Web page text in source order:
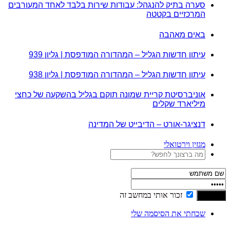
סערה בתיק להנגהל: עבודות שירות בלבד לאחד המעורבים
המרכזיים בקטטה
באים מאהבה
עיתון חדשות הגליל – המהדורה המודפסת | גליון 939
עיתון חדשות הגליל – המהדורה המודפסת | גליון 938
אוניברסיטת קריית שמונה תוקם בגליל בהשקעה של כחצי
מיליארד שקלים
דנציגר-אורט – הדיבייט של המדינה
מגזין וירטואלי
זכור אותי במחשב זה
שכחתי את הסיסמה שלי